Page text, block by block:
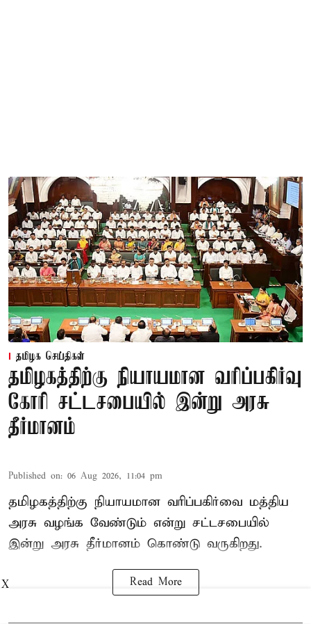
தமிழக செய்திகள்
தமிழகத்திற்கு நியாயமான வரிப்பகிர்வு
கோரி சட்டசபையில் இன்று அரசு
தீர்மானம்
Published on: 06 Aug 2026, 11:04 pm
தமிழகத்திற்கு நியாயமான வரிப்பகிர்வை மத்திய
அரசு வழங்க வேண்டும் என்று சட்டசபையில்
இன்று அரசு தீர்மானம் கொண்டு வருகிறது.
Read More
X